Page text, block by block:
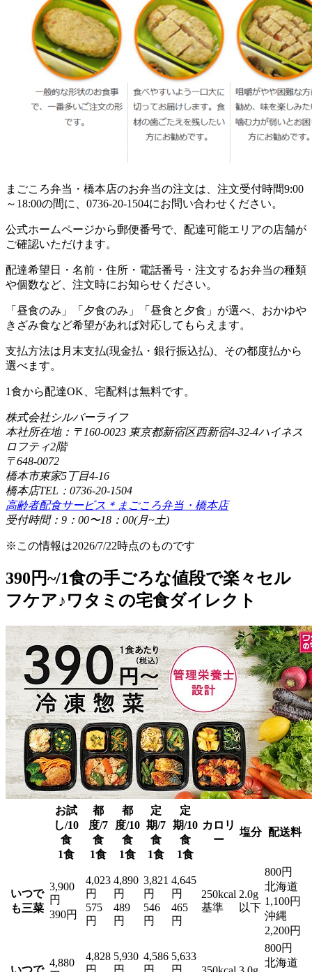
まごころ弁当・橋本店のお弁当の注文は、注文受付時間9:00
～18:00の間に、0736-20-1504にお問い合わせください。
公式ホームページから郵便番号で、配達可能エリアの店舗が
ご確認いただけます。
配達希望日・名前・住所・電話番号・注文するお弁当の種類
や個数など、注文時にお知らせください。
「昼食のみ」「夕食のみ」「昼食と夕食」が選べ、おかゆや
きざみ食など希望があれば対応してもらえます。
支払方法は月末支払(現金払・銀行振込払)、その都度払から
選べます。
1食から配達OK、宅配料は無料です。
株式会社シルバーライフ
本社所在地：〒160-0023 東京都新宿区西新宿4-32-4ハイネス
ロフティ2階
〒648-0072
橋本市東家5丁目4-16
橋本店TEL：0736-20-1504
高齢者配食サービス＊まごころ弁当・橋本店
受付時間：9：00〜18：00(月~土)
※この情報は2026/7/22時点のものです
390円~/1食の手ごろな値段で楽々セル
フケア♪ワタミの宅食ダイレクト
お試
し/10
食
1食
都
度/7
食
1食
都
度/10
食
1食
定
期/7
食
1食
定
期/10
食
1食
カロリ
ー
塩分 配送料
いつで
も三菜
3,900
円
390円
4,023
円
575
円
4,890
円
489
円
3,821
円
546
円
4,645
円
465
円
250kcal
基準
2.0g
以下
800円
北海道
1,100円
沖縄
2,200円
4,880
4,828 5,930 4,586 5,633
800円
北海道